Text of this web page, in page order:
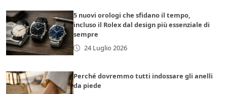
5 nuovi orologi che sfidano il tempo,
incluso il Rolex dal design più essenziale di
sempre
24 Luglio 2026
Perché dovremmo tutti indossare gli anelli
da piede